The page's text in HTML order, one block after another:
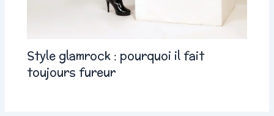
Style glamrock : pourquoi il fait
toujours fureur